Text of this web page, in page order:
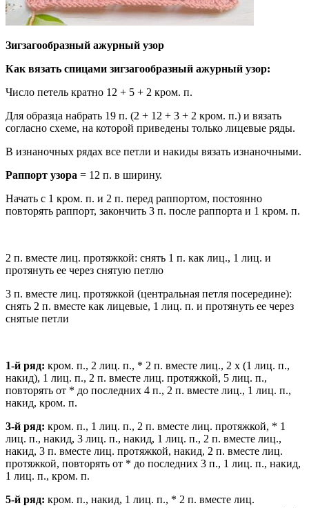
Зигзагообразный ажурный узор
Как вязать спицами зигзагообразный ажурный узор:
Число петель кратно 12 + 5 + 2 кром. п.
Для образца набрать 19 п. (2 + 12 + 3 + 2 кром. п.) и вязать
согласно схеме, на которой приведены только лицевые ряды.
В изнаночных рядах все петли и накиды вязать изнаночными.
Раппорт узора = 12 п. в ширину.
Начать с 1 кром. п. и 2 п. перед раппортом, постоянно
повторять раппорт, закончить 3 п. после раппорта и 1 кром. п.
2 п. вместе лиц. протяжкой: снять 1 п. как лиц., 1 лиц. и
протянуть ее через снятую петлю
3 п. вместе лиц. протяжкой (центральная петля посередине):
снять 2 п. вместе как лицевые, 1 лиц. п. и протянуть ее через
снятые петли
1-й ряд: кром. п., 2 лиц. п., * 2 п. вместе лиц., 2 х (1 лиц. п.,
накид), 1 лиц. п., 2 п. вместе лиц. протяжкой, 5 лиц. п.,
повторять от * до последних 4 п., 2 п. вместе лиц., 1 лиц. п.,
накид, кром. п.
3-й ряд: кром. п., 1 лиц. п., 2 п. вместе лиц. протяжкой, * 1
лиц. п., накид, 3 лиц. п., накид, 1 лиц. п., 2 п. вместе лиц.,
накид, 3 п. вместе лиц. протяжкой, накид, 2 п. вместе лиц.
протяжкой, повторять от * до последних 3 п., 1 лиц. п., накид,
1 лиц. п., кром. п.
5-й ряд: кром. п., накид, 1 лиц. п., * 2 п. вместе лиц.